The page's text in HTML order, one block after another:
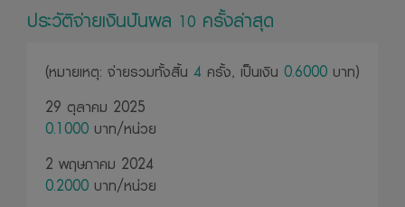
ประวัติจ่ายเงินปันผล 10 ครั้งล่าสุด
(หมายเหตุ: จ่ายรวมทั้งสิ้น 4 ครั้ง, เป็นเงิน 0.6000 บาท)
29 ตุลาคม 2025
0.1000 บาท/หน่วย
2 พฤษภาคม 2024
0.2000 บาท/หน่วย